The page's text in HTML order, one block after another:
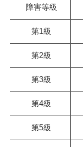
障害等級
第1級
第2級
第3級
第4級
第5級